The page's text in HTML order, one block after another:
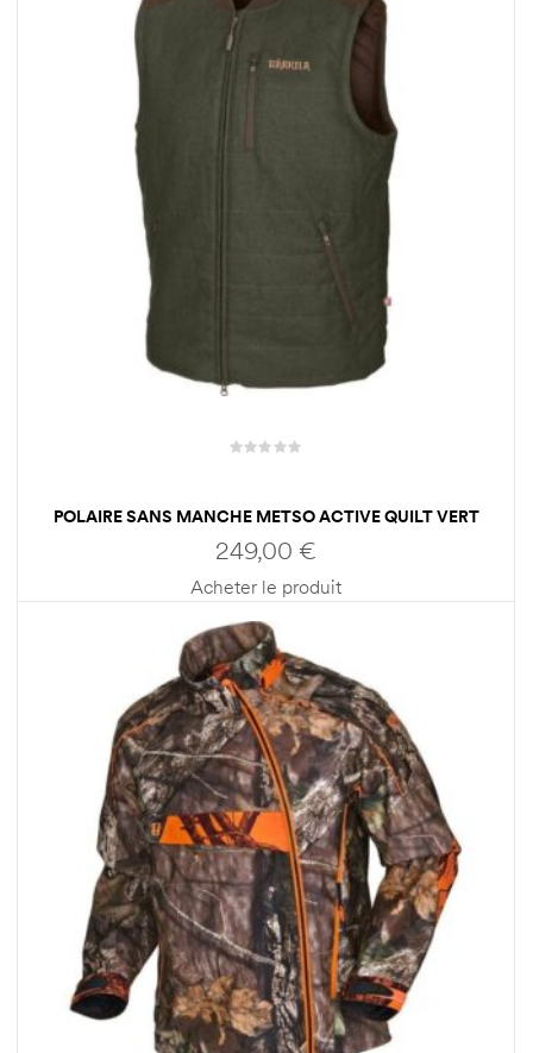
POLAIRE SANS MANCHE METSO ACTIVE QUILT VERT
MARRON HOMME HARKILA
249,00 €
Acheter le produit